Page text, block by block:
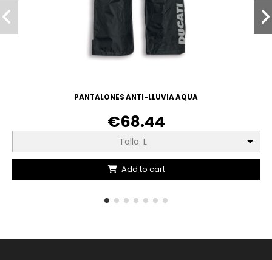
PANTALONES ANTI-LLUVIA AQUA
€68.44
Talla: L
Add to cart